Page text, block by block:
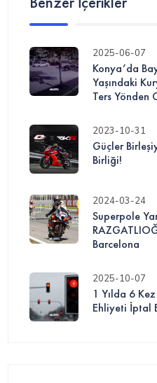
2025-06-07
Konya’da
Yaşındaki
Ters Yönden
2023-10-31
Güçler
Birliği!
2024-03-24
Superpole
Barcelona
2025-10-07
1 Yılda 6 Kez
Ehliyeti İptal